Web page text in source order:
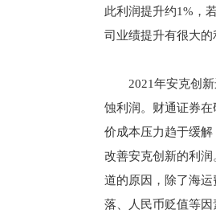
此利润提升约1%，
司业绩提升有很大的
2021年安克创
蚀利润。财通证券
价成本压力趋于缓
改善安克创新的利
道的原因，除了海
落、人民币贬值等因